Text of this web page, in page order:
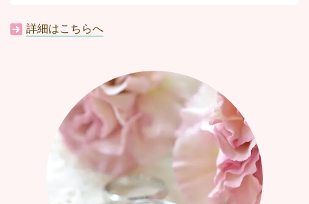
詳細はこちらへ